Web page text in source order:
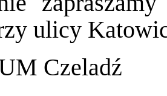
ulicy
Czeladź